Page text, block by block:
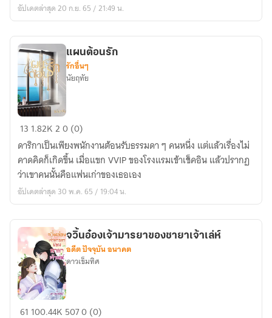
อัปเดตล่าสุด 20 ก.ย. 65 / 21:49 น.
แผน
ต้อน
รัก
แผนต้อนรัก
รักอื่นๆ
นัยฤทัย
13 1.82K20 (0)
ดาริกาเป็นเพียงพนักงานต้อนรับธรรมดา ๆ คนหนึ่ง แต่แล้วเรื่องไม่
คาดคิดก็เกิดขึ้น เมื่อแขก VVIP ของโรงแรมเข้าเช็คอิน แล้วปรากฏ
ว่าเขาคนนั้นคือแฟนเก่าของเธอเอง
อัปเดตล่าสุด 30 พ.ค. 65 / 19:04 น.
จ
จวิ้นอ๋องเจ้ามารยาของชายาเจ้าเล่ห์
อดีต ปัจจุบัน อนาคต
ดาวเข็มทิศ
61 100.44K 5070 (0)